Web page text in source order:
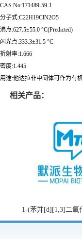
CAS No:171489-59-1
分子式:C22H19ClN2O5
沸点:627.5±55.0 °C(Predicted)
闪光点:333.3±31.5 °C
折射率:1.666
密度:1.445
用途:他达拉非中间体可作为有
相关产品：
1-(苯并[d][1,3]二氧